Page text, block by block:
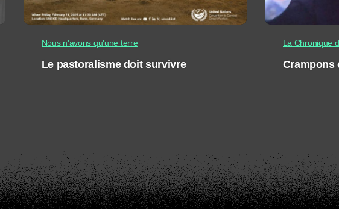
Nous n'avons qu'une terre
Le pastoralisme doit survivre
La Chronique
Crampons